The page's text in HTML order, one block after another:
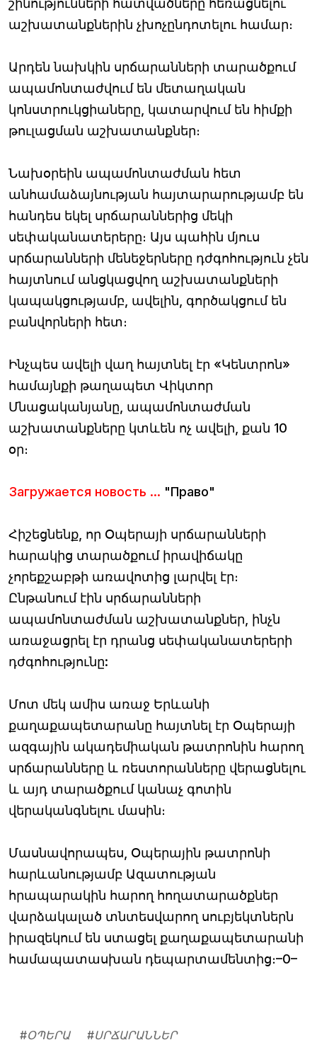
շինությունների հատվածները հեռացնելու
աշխատանքներին չխոչընդոտելու համար։
Արդեն նախկին սրճարանների տարածքում
ապամոնտաժվում են մետաղական
կոնստրուկցիաները, կատարվում են հիմքի
թուլացման աշխատանքներ։
Նախօրեին ապամոնտաժման հետ
անհամաձայնության հայտարարությամբ են
հանդես եկել սրճարաններից մեկի
սեփականատերերը։ Այս պահին մյուս
սրճարանների մենեջերները դժգոհություն չեն
հայտնում անցկացվող աշխատանքների
կապակցությամբ, ավելին, գործակցում են
բանվորների հետ։
Ինչպես ավելի վաղ հայտնել էր «Կենտրոն»
համայնքի թաղապետ Վիկտոր
Մնացականյանը, ապամոնտաժման
աշխատանքները կտևեն ոչ ավելի, քան 10
օր։
Загружается новость ... "Право"
Հիշեցնենք, որ Օպերայի սրճարանների
հարակից տարածքում իրավիճակը
չորեքշաբթի առավոտից լարվել էր։
Ընթանում էին սրճարանների
ապամոնտաժման աշխատանքներ, ինչն
առաջացրել էր դրանց սեփականատերերի
դժգոհությունը:
Մոտ մեկ ամիս առաջ Երևանի
քաղաքապետարանը հայտնել էր Օպերայի
ազգային ակադեմիական թատրոնին հարող
սրճարանները և ռեստորանները վերացնելու
և այդ տարածքում կանաչ գոտին
վերականգնելու մասին։
Մասնավորապես, Օպերային թատրոնի
հարևանությամբ Ազատության
հրապարակին հարող հողատարածքներ
վարձակալած տնտեսվարող սուբյեկտներն
իրազեկում են ստացել քաղաքապետարանի
համապատասխան դեպարտամենտից։–0–
#ՕՊԵՐԱ #ՍՐՃԱՐԱՆՆԵՐ